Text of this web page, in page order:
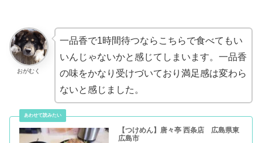
おがむく
一品香で1時間待つならこちらで食べてもい
いんじゃないかと感じてしまいます。一品香
の味をかなり受けづいており満足感は変わら
ないと感じました。
【つけめん】唐々亭 西条店 広島県東
広島市